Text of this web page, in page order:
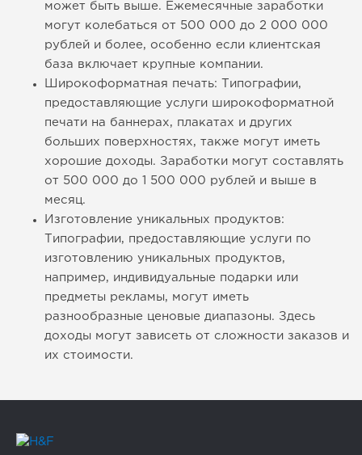
может быть выше. Ежемесячные заработки
могут колебаться от 500 000 до 2 000 000
рублей и более, особенно если клиентская
база включает крупные компании.
Широкоформатная печать: Типографии,
предоставляющие услуги широкоформатной
печати на баннерах, плакатах и других
больших поверхностях, также могут иметь
хорошие доходы. Заработки могут составлять
от 500 000 до 1 500 000 рублей и выше в
месяц.
Изготовление уникальных продуктов:
Типографии, предоставляющие услуги по
изготовлению уникальных продуктов,
например, индивидуальные подарки или
предметы рекламы, могут иметь
разнообразные ценовые диапазоны. Здесь
доходы могут зависеть от сложности заказов и
их стоимости.